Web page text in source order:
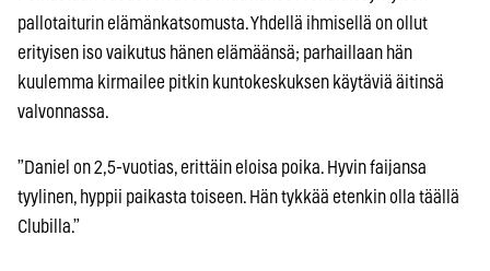
pallotaiturin elämänkatsomusta. Yhdellä ihmisellä on ollut
erityisen iso vaikutus hänen elämäänsä; parhaillaan hän
kuulemma kirmailee pitkin kuntokeskuksen käytäviä äitinsä
valvonnassa.
”Daniel on 2,5-vuotias, erittäin eloisa poika. Hyvin faijansa
tyylinen, hyppii paikasta toiseen. Hän tykkää etenkin olla täällä
Clubilla.”